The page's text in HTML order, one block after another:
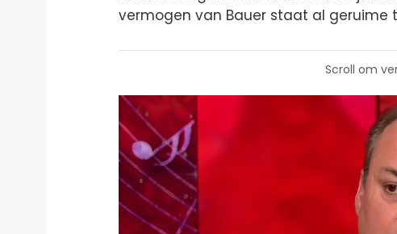
vermogen van Bauer staat al geruime
Scroll om